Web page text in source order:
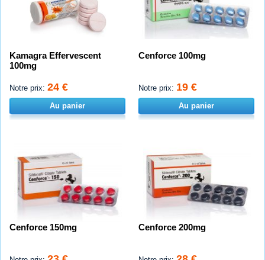
Kamagra Effervescent
100mg
Notre prix: 24 €
Au panier
Cenforce 100mg
Notre prix: 19 €
Au panier
Cenforce 150mg Cenforce 200mg